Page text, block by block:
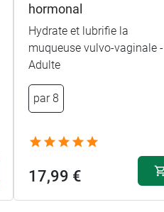
hormonal
Hydrate et lubrifie la
muqueuse vulvo-vaginale -
Adulte
par 8
17,99 €